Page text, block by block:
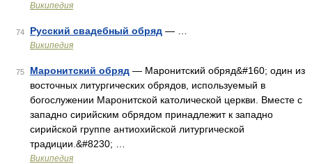
Википедия
74 Русский свадебный обряд — …
Википедия
75 Маронитский обряд — Маронитский обряд&#160; один из
восточных литургических обрядов, используемый в
богослужении Маронитской католической церкви. Вместе с
западно сирийским обрядом принадлежит к западно
сирийской группе антиохийской литургической
традиции.&#8230; …
Википедия